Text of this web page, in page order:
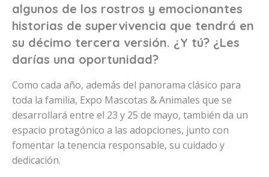
algunos de los rostros y emocionantes
historias de supervivencia que tendrá en
su décimo tercera versión. ¿Y tú? ¿Les
darías una oportunidad?
Como cada año, además del panorama clásico para
toda la familia, Expo Mascotas & Animales que se
desarrollará entre el 23 y 25 de mayo, también da un
espacio protagónico a las adopciones, junto con
fomentar la tenencia responsable, su cuidado y
dedicación.